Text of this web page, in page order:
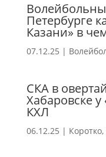
Петербурге
Казани» в
07.12.25 |
СКА в
Хабаровске
КХЛ
06.12.25 | Коротко,